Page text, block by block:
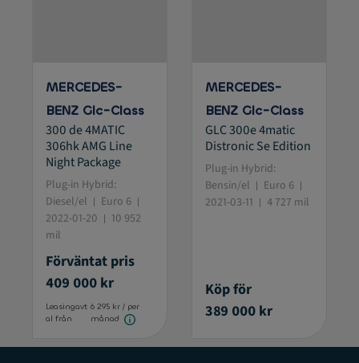
MERCEDES-
BENZ Glc-Class
300 de 4MATIC
306hk AMG Line
Night Package
Plug-in Hybrid:
Diesel/el
Euro 6
2022-01-20
10 952
mil
Förväntat pris
409 000 kr
Leasingavt
al från
6 295 kr / per
månad
MERCEDES-
BENZ Glc-Class
GLC 300e 4matic
Distronic Se Edition
Plug-in Hybrid:
Bensin/el
Euro 6
2021-03-11
4 727 mil
Köp för
389 000 kr